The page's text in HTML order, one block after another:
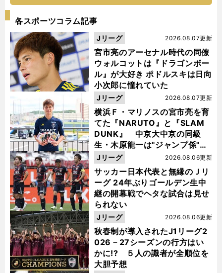
各スポーツコラム記事
宮市亮のアーセナル時代の同僚
ウォルコットは『ドラゴンボー
ル』が大好き ポドルスキは日向
小次郎に憧れていた
2026.08.07更新
Jリーグ
横浜Ｆ・マリノスの宮市亮を育
てた『NARUTO』と『SLAM
DUNK』 中京大中京の同級
生・木原龍一は"ジャンプ係"だ
った
2026.08.07更新
Jリーグ
サッカー日本代表と無縁のＪリ
ーグ 24年ぶりゴールデン生中
継の開幕戦でヘタな試合は見せ
られない
2026.08.06更新
Jリーグ
秋春制が導入されたJ1リーグ2
026－27シーズンの行方はい
かに!? ５人の識者が全順位を
大胆予想
2026.08.06更新
Jリーグ